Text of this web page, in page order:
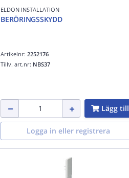
ELDON INSTALLATION
BERÖRINGSSKYDD
Artikelnr: 2252176
Tillv. art.nr: NBS37
Lägg till
Logga in eller registrera